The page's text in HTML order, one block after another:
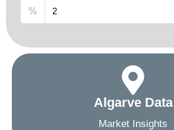
%
Algarve Data
Market Insights